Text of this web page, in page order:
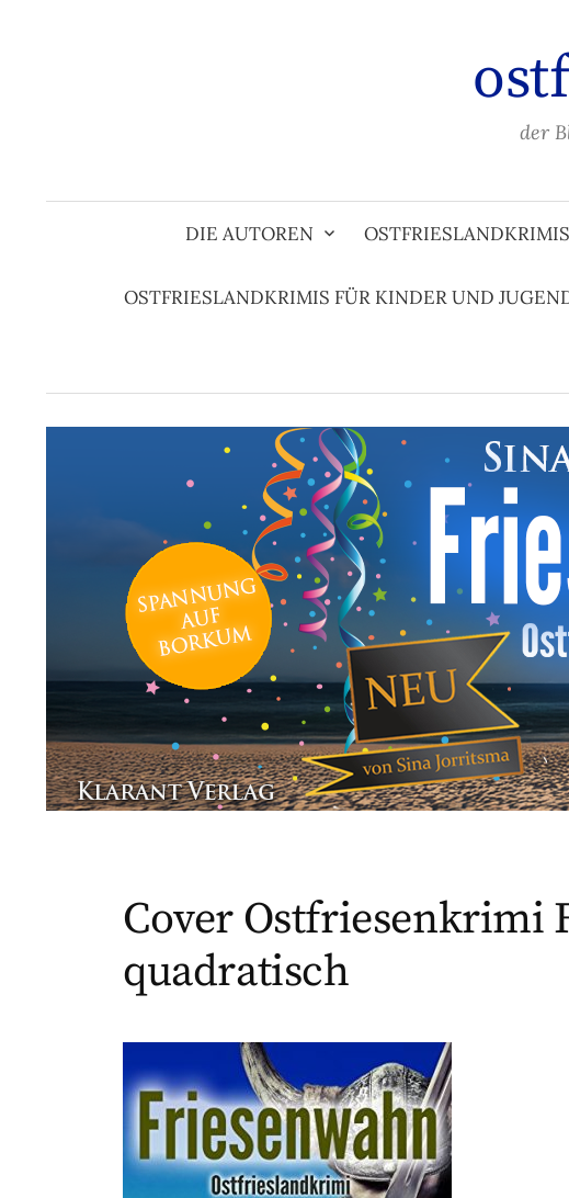
der
DIE AUTOREN OSTFRIESLANDKRIMIS
OSTFRIESLANDKRIMIS FÜR KINDER UND
Cover Ostfriesenkrimi
quadratisch